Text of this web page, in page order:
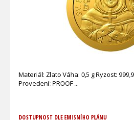
Materiál: Zlato Váha: 0,5 g Ryzost:
Provedení: PROOF
DOSTUPNOST DLE EMISNÍHO PLÁNU